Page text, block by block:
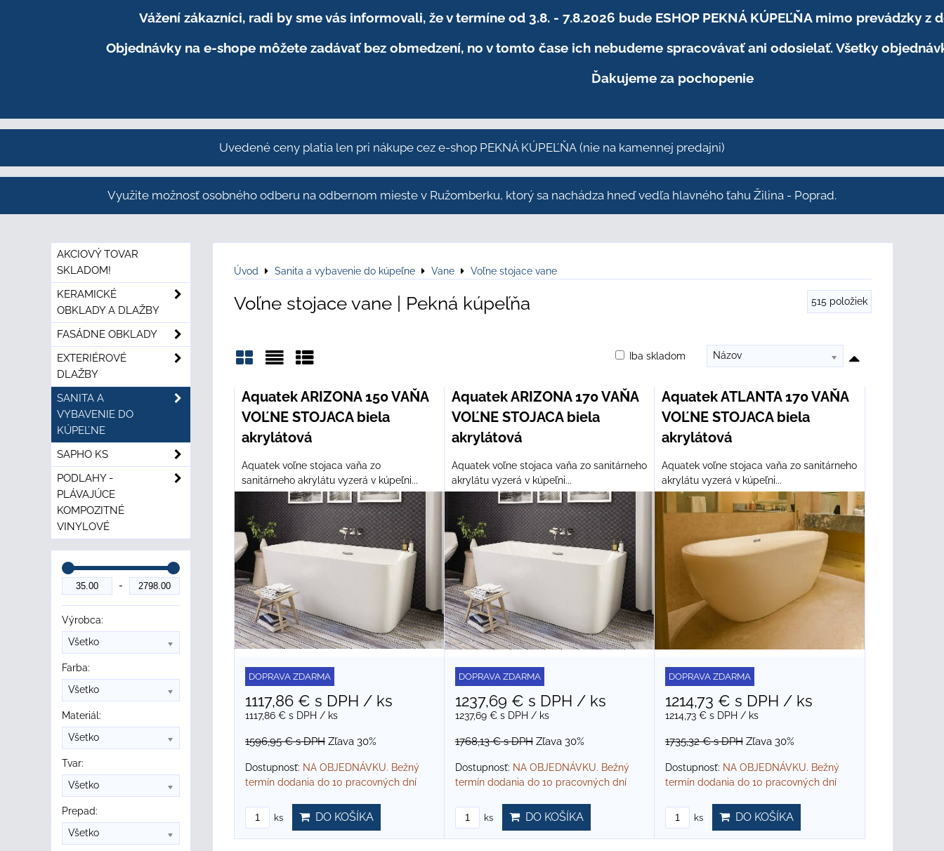
Vážení zákazníci, radi by sme vás informovali, že v termíne od 3.8. - 7.8.2026 bude ESHOP PEKNÁ KÚPEĽŇA mimo prevádzky z
Objednávky na e-shope môžete zadávať bez obmedzení, no v tomto čase ich nebudeme spracovávať ani odosielať. Všetky
Ďakujeme za pochopenie
Uvedené ceny platia len pri nákupe cez e-shop PEKNÁ KÚPEĽŇA (nie na kamennej predajni)
Využite možnosť osobného odberu na odbernom mieste v Ružomberku, ktorý sa nachádza hneď vedľa hlavného ťahu Žilina - Poprad.
Úvod Sanita a vybavenie do kúpeľne Vane Voľne stojace vane
Voľne stojace vane | Pekná kúpeľňa 515 položiek
Mriežka
Názov
Iba skladom
Aquatek ARIZONA 150 VAŇA
VOĽNE STOJACA biela
akrylátová
Aquatek voľne stojaca vaňa zo
sanitárneho akrylátu vyzerá v kúpeľni...
DOPRAVA ZDARMA
1117,86 € s DPH / ks
1117,86 € s DPH / ks
1596,95 €s DPH Zľava 30%
Dostupnosť: NA OBJEDNÁVKU. Bežný
termín dodania do 10 pracovných dní
ks DO KOŠÍKA
Aquatek ARIZONA 170 VAŇA
VOĽNE STOJACA biela
akrylátová
Aquatek voľne stojaca vaňa zo sanitárneho
akrylátu vyzerá v kúpeľni...
DOPRAVA ZDARMA
1237,69 € s DPH / ks
1237,69 € s DPH / ks
1768,13 €s DPH Zľava 30%
Dostupnosť: NA OBJEDNÁVKU. Bežný
termín dodania do 10 pracovných dní
ks DO KOŠÍKA
Aquatek ATLANTA 170 VAŇA
VOĽNE STOJACA biela
akrylátová
Aquatek voľne stojaca vaňa zo sanitárneho
akrylátu vyzerá v kúpeľni...
DOPRAVA ZDARMA
1214,73 € s DPH / ks
1214,73 €s DPH / ks
1735,32 €s DPH Zľava 30%
Dostupnosť: NA OBJEDNÁVKU. Bežný
termín dodania do 10 pracovných dní
ks DO KOŠÍKA
AKCIOVÝ TOVAR
SKLADOM!
KERAMICKÉ
OBKLADY A DLAŽBY
FASÁDNE OBKLADY
EXTERIÉROVÉ
DLAŽBY
SANITA A
VYBAVENIE DO
KÚPEĽNE
SAPHO KS
PODLAHY -
PLÁVAJÚCE
KOMPOZITNÉ
VINYLOVÉ
Výrobca:
Všetko
Farba:
Všetko
Materiál:
Všetko
Tvar:
Všetko
Prepad:
Všetko